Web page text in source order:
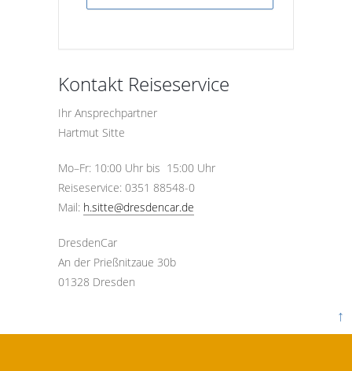
Kontakt Reiseservice
Ihr Ansprechpartner
Hartmut Sitte
Mo–Fr: 10:00 Uhr bis 15:00 Uhr
Reiseservice: 0351 88548-0
Mail: h.sitte@dresdencar.de
DresdenCar
An der Prießnitzaue 30b
01328 Dresden
↑